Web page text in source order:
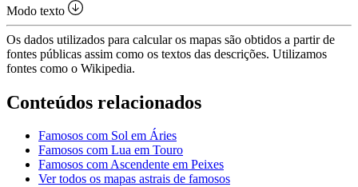
Modo texto
Os dados utilizados para calcular os mapas são obtidos a partir de
fontes públicas assim como os textos das descrições. Utilizamos
fontes como o Wikipedia.
Conteúdos relacionados
Famosos com Sol em Áries
Famosos com Lua em Touro
Famosos com Ascendente em Peixes
Ver todos os mapas astrais de famosos